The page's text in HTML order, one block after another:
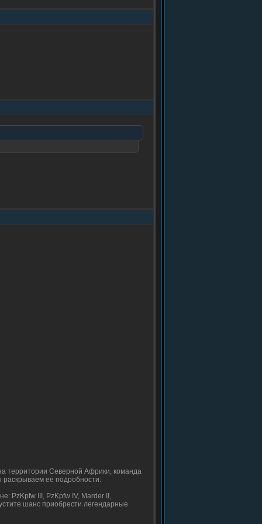
территории Северной Африки, команда
раскрываем ее подробности:
PzKpfw III, PzKpfw IV, Marder II,
шанс приобрести легендарные